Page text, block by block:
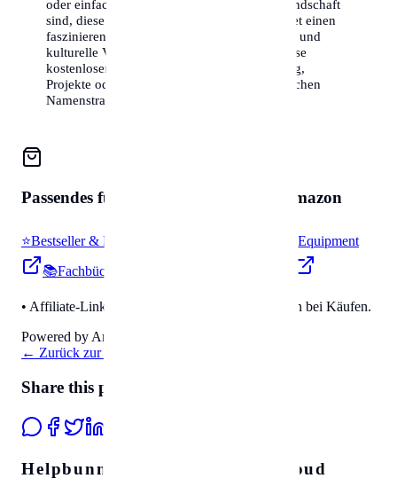
oder einfach nur neugierig auf die Namenslandschaft
sind, diese Liste der Top 50 Nachnamen bietet einen
faszinierenden Einblick in die demografische und
kulturelle Vielfalt des Landes. Nutzen Sie diese
kostenlosen Informationen für Ihre Forschung,
Projekte oder einfach aus Interesse an der reichen
Namenstradition.
Passendes für auf Amazon
⭐Bestseller & Favoriten
Profi-Werkzeug & Equipment
📚Fachbücher & Guides
• Affiliate-Link: Wir erhalten eine kleine Provision bei Käufen.
Powered by Amazon 🛒
← Zurück zur Übersicht
Share this page
Helpbunny.com Travel SEO Cloud